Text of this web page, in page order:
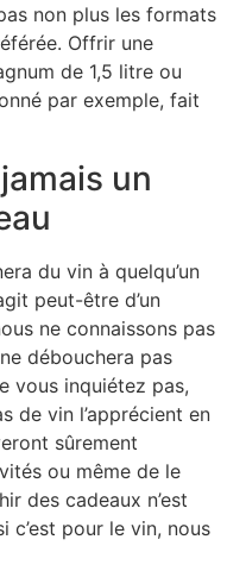
non plus les formats
Offrir une
de 1,5 litre ou
par exemple, fait
un
du vin à quelqu’un
peut-être d’un
ne connaissons pas
débouchera pas
vous inquiétez pas,
de vin l’apprécient en
sûrement
ou même de le
des cadeaux n’est
c’est pour le vin, nous